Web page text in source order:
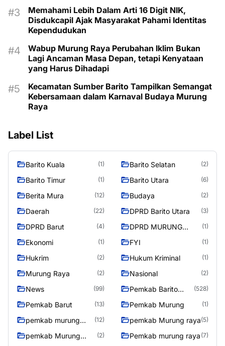
Memahami Lebih Dalam Arti 16 Digit NIK,
Disdukcapil Ajak Masyarakat Pahami Identitas
Kependudukan
Wabup Murung Raya Perubahan Iklim Bukan
Lagi Ancaman Masa Depan, tetapi Kenyataan
yang Harus Dihadapi
Kecamatan Sumber Barito Tampilkan Semangat
Kebersamaan dalam Karnaval Budaya Murung
Raya
Label List
Barito Kuala (1) Barito Selatan (2)
Barito Timur (1) Barito Utara (6)
Berita Mura (12) Budaya (2)
Daerah (22) DPRD Barito Utara (3)
DPRD Barut (4)
DPRD MURUNG
(1)
Ekonomi (1) FYI (1)
Hukrim (2) Hukum Kriminal (1)
Murung Raya (2) Nasional (2)
News (99)
Pemkab Barito
(528)
Pemkab Barut (13) Pemkab Murung (1)
pemkab murung
(12) pemkab Murung raya(5)
pemkab Murung
(2) Pemkab murung raya (7)